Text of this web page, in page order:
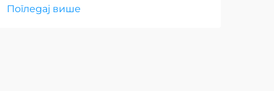
Погледај више